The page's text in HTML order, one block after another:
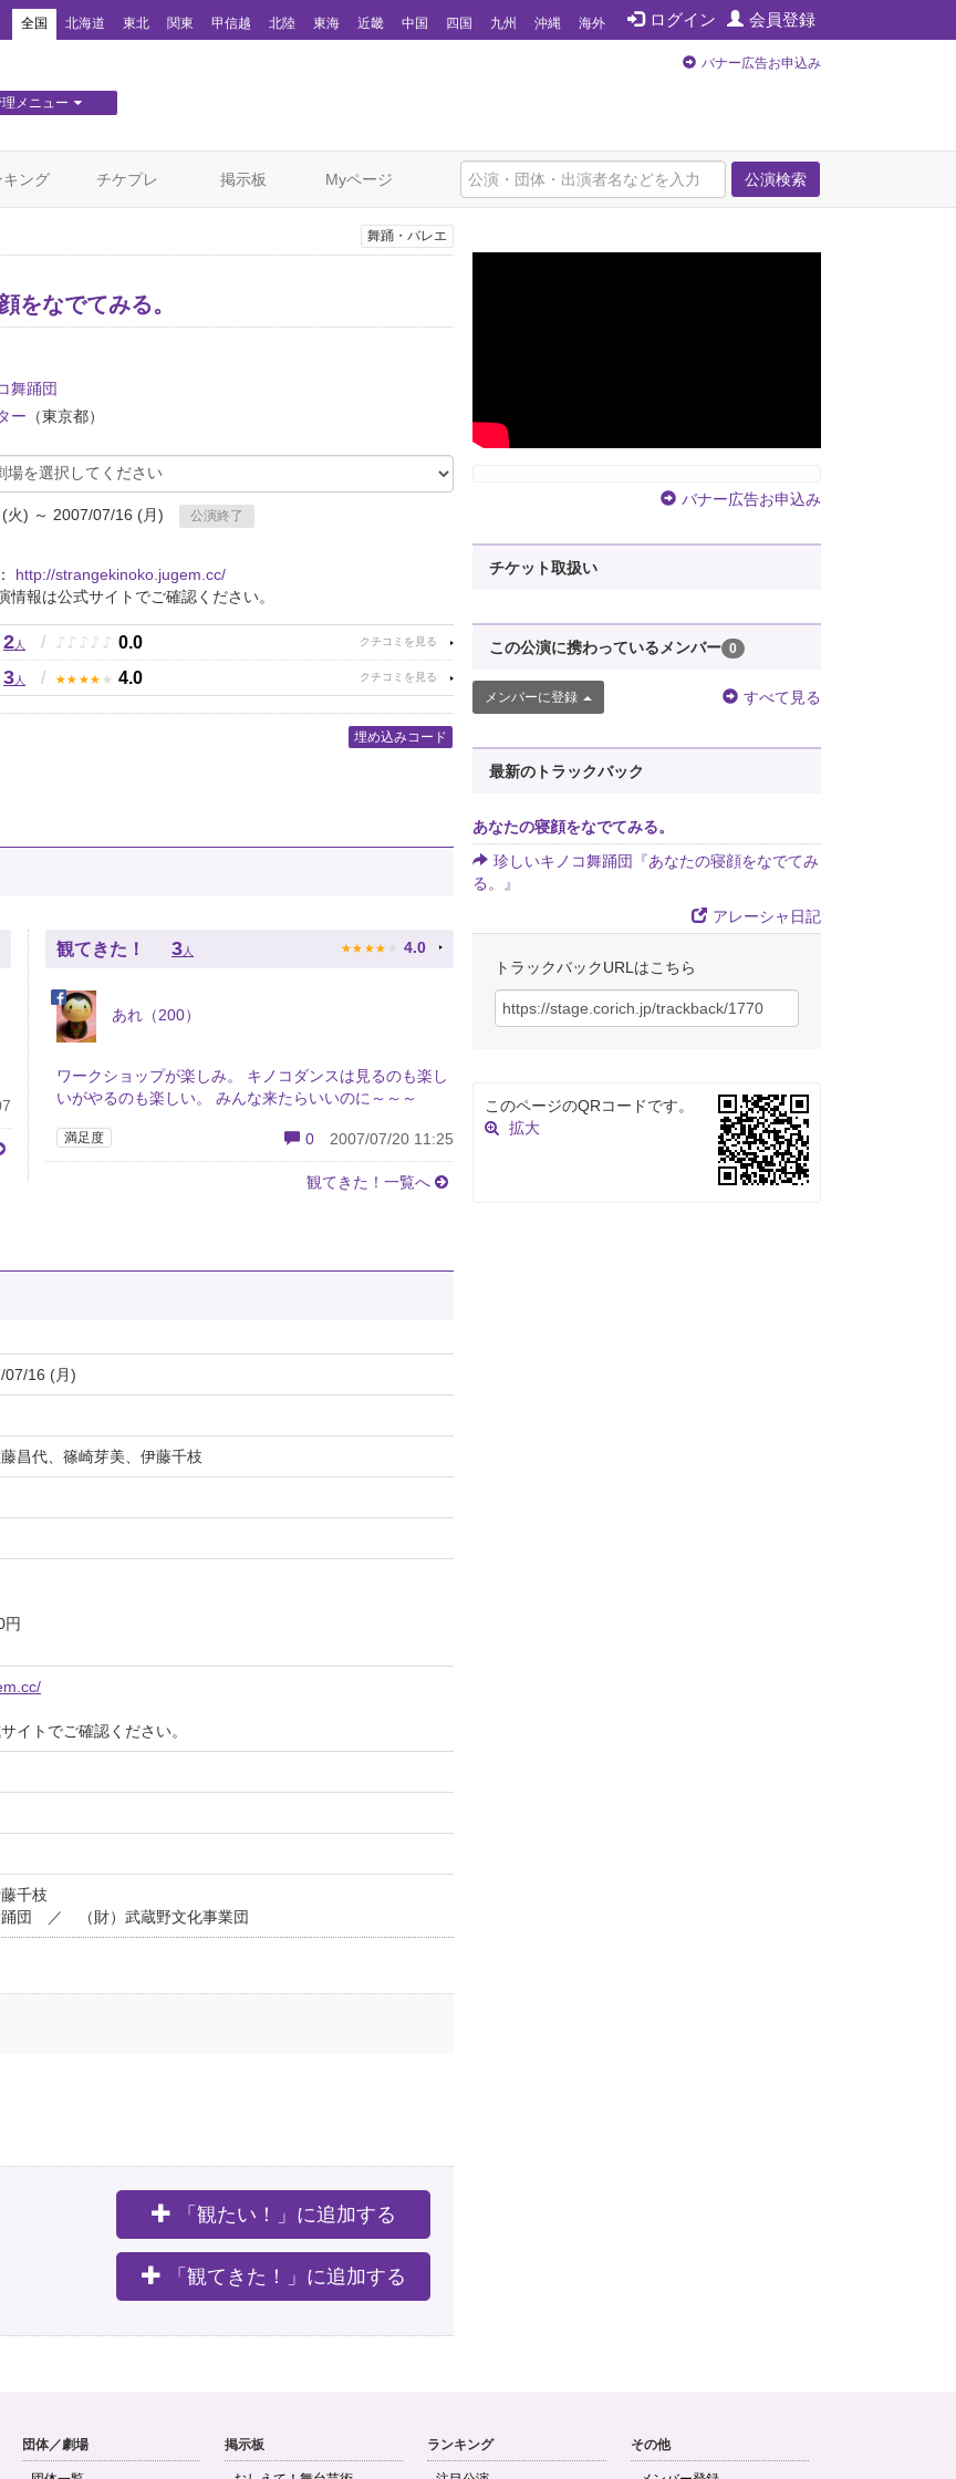
ログイン 会員登録
全国 北海道 東北 関東 甲信越 北陸 東海 近畿 中国 四国 九州 沖縄 海外
メニュー
バナー広告お申込み
公演検索
キング チケプレ 掲示板 Myページ
舞踊・バレエ
をなでてみる。
舞踊団
ー （東京都）
火) ～ 2007/07/16 (月)
公演終了
http://strangekinoko.jugem.cc/
情報は公式サイトでご確認ください。
2人 / ♪ ♪ ♪ ♪ ♪ 0.0
3人 / ★ ★ ★ ★ ★ 4.0
埋め込みコード
観てきた！ 3 人 ★ ★ ★ ★ ★ 4.0
あれ（200）
ワークショップが楽しみ。 キノコダンスは見るのも楽し
いがやるのも楽しい。 みんな来たらいいのに～～～
満足度 0 2007/07/20 11:25
観てきた！一覧へ
07/16 (月)
昌代、篠崎芽美、伊藤千枝
イトでご確認ください。
千枝
踊団 ／ （財）武蔵野文化事業団
「観たい！」に追加する
「観てきた！」に追加する
バナー広告お申込み
チケット取扱い
この公演に携わっているメンバー 0
メンバーに登録 すべて見る
最新のトラックバック
あなたの寝顔をなでてみる。
珍しいキノコ舞踊団『あなたの寝顔をなでてみ
る。』
アレーシャ日記
トラックバックURLはこちら
このページのQRコードです。
拡大
団体／劇場 掲示板 ランキング その他